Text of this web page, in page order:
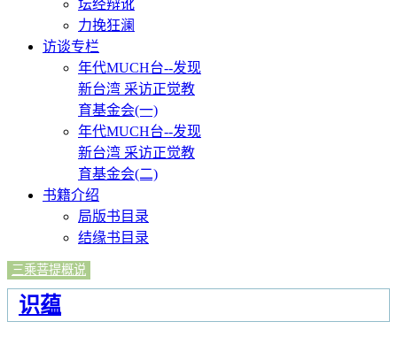
坛经辩讹
力挽狂澜
访谈专栏
年代MUCH台--发现
新台湾 采访正觉教
育基金会(一)
年代MUCH台--发现
新台湾 采访正觉教
育基金会(二)
书籍介绍
局版书目录
结缘书目录
三乘菩提概说
识蕴